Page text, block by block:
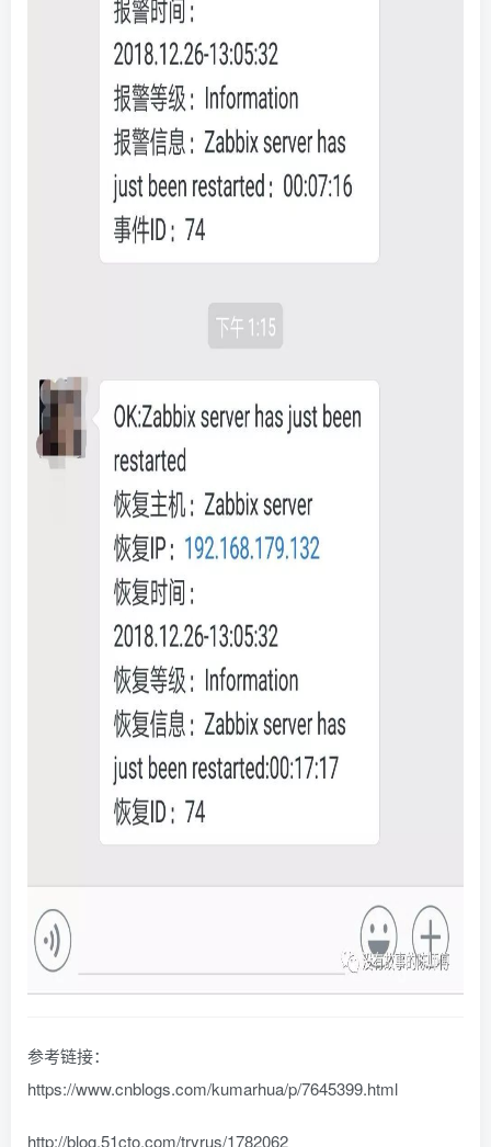
参考链接：
https://www.cnblogs.com/kumarhua/p/7645399.html
http://blog.51cto.com/tryrus/1782062